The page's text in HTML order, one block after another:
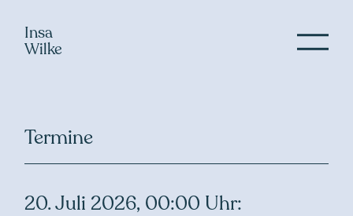
Logo
Insa
Wilke
Termine
20. Juli 2026, 00:00 Uhr: